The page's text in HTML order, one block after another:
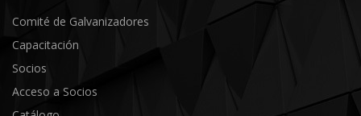
Comité de Galvanizadores
Capacitación
Socios
Acceso a Socios